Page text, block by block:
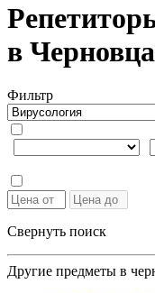
в
Фильтр
Свернуть поиск
Другие предметы в